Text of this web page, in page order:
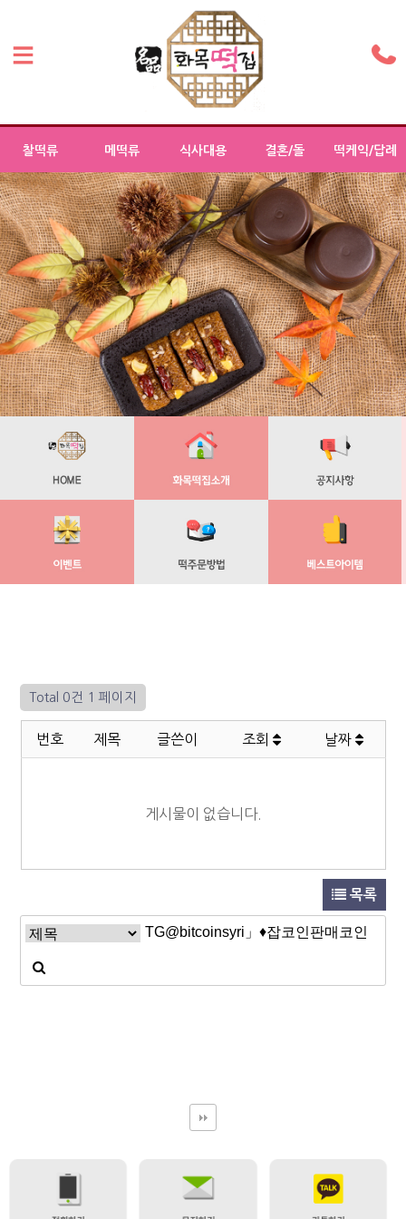
찰떡류 메떡류 식사대용 결혼/돌 떡케익/답례
Total 0건 1 페이지
번호 제목 글쓴이 조회 날짜
게시물이 없습니다.
목록